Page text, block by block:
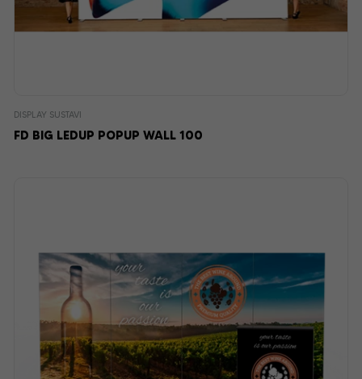
DISPLAY SUSTAVI
FD BIG LEDUP POPUP WALL 100